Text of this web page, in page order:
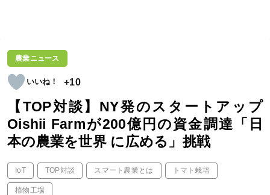
農業ニュース
+10
【TOP対談】NY発のスタートアップ
Oishii Farmが200億円の資金調達「日
本の農業を世界 に広める」挑戦
IoT TOP対談 スマート農業とは トマト栽培
植物工場